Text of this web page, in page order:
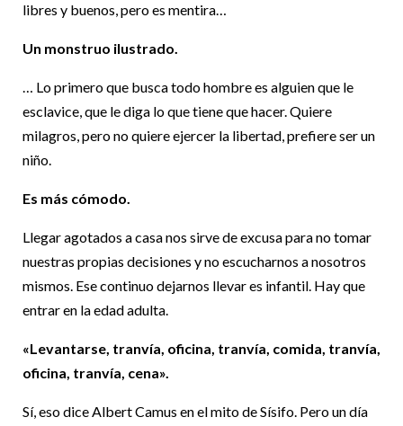
libres y buenos, pero es mentira…
Un monstruo ilustrado.
… Lo primero que busca todo hombre es alguien que le
esclavice, que le diga lo que tiene que hacer. Quiere
milagros, pero no quiere ejercer la libertad, prefiere ser un
niño.
Es más cómodo.
Llegar agotados a casa nos sirve de excusa para no tomar
nuestras propias decisiones y no escucharnos a nosotros
mismos. Ese continuo dejarnos llevar es infantil. Hay que
entrar en la edad adulta.
«Levantarse, tranvía, oficina, tranvía, comida, tranvía,
oficina, tranvía, cena».
Sí, eso dice Albert Camus en el mito de Sísifo. Pero un día